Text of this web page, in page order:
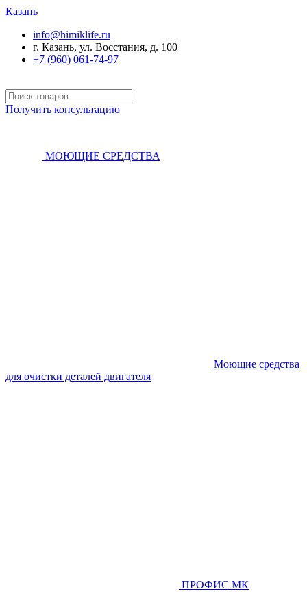
Казань
info@himiklife.ru
г. Казань, ул. Восстания, д. 100
+7 (960) 061-74-97
Получить консультацию
МОЮЩИЕ СРЕДСТВА
Моющие средства
для очистки деталей двигателя
ПРОФИС МК